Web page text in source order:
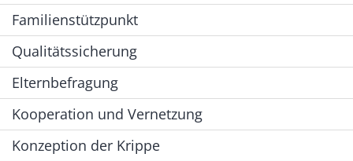
Familienstützpunkt
Qualitätssicherung
Elternbefragung
Kooperation und Vernetzung
Konzeption der Krippe